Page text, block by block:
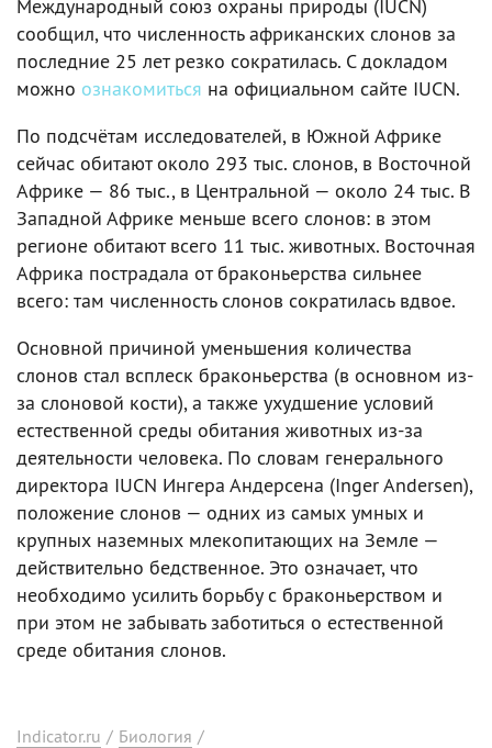
Международный союз охраны природы (IUCN)
сообщил, что численность африканских слонов за
последние 25 лет резко сократилась. С докладом
можно ознакомиться на официальном сайте IUCN.
По подсчётам исследователей, в Южной Африке
сейчас обитают около 293 тыс. слонов, в Восточной
Африке — 86 тыс., в Центральной — около 24 тыс. В
Западной Африке меньше всего слонов: в этом
регионе обитают всего 11 тыс. животных. Восточная
Африка пострадала от браконьерства сильнее
всего: там численность слонов сократилась вдвое.
Основной причиной уменьшения количества
слонов стал всплеск браконьерства (в основном из-
за слоновой кости), а также ухудшение условий
естественной среды обитания животных из-за
деятельности человека. По словам генерального
директора IUCN Ингера Андерсена (Inger Andersen),
положение слонов — одних из самых умных и
крупных наземных млекопитающих на Земле —
действительно бедственное. Это означает, что
необходимо усилить борьбу с браконьерством и
при этом не забывать заботиться о естественной
среде обитания слонов.
Indicator.ru / Биология /